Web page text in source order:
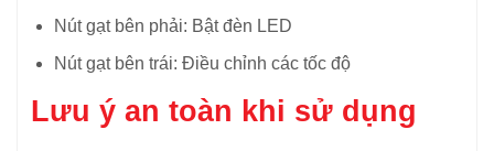
Nút gạt bên phải: Bật đèn LED
Nút gạt bên trái: Điều chỉnh các tốc độ
Lưu ý an toàn khi sử dụng